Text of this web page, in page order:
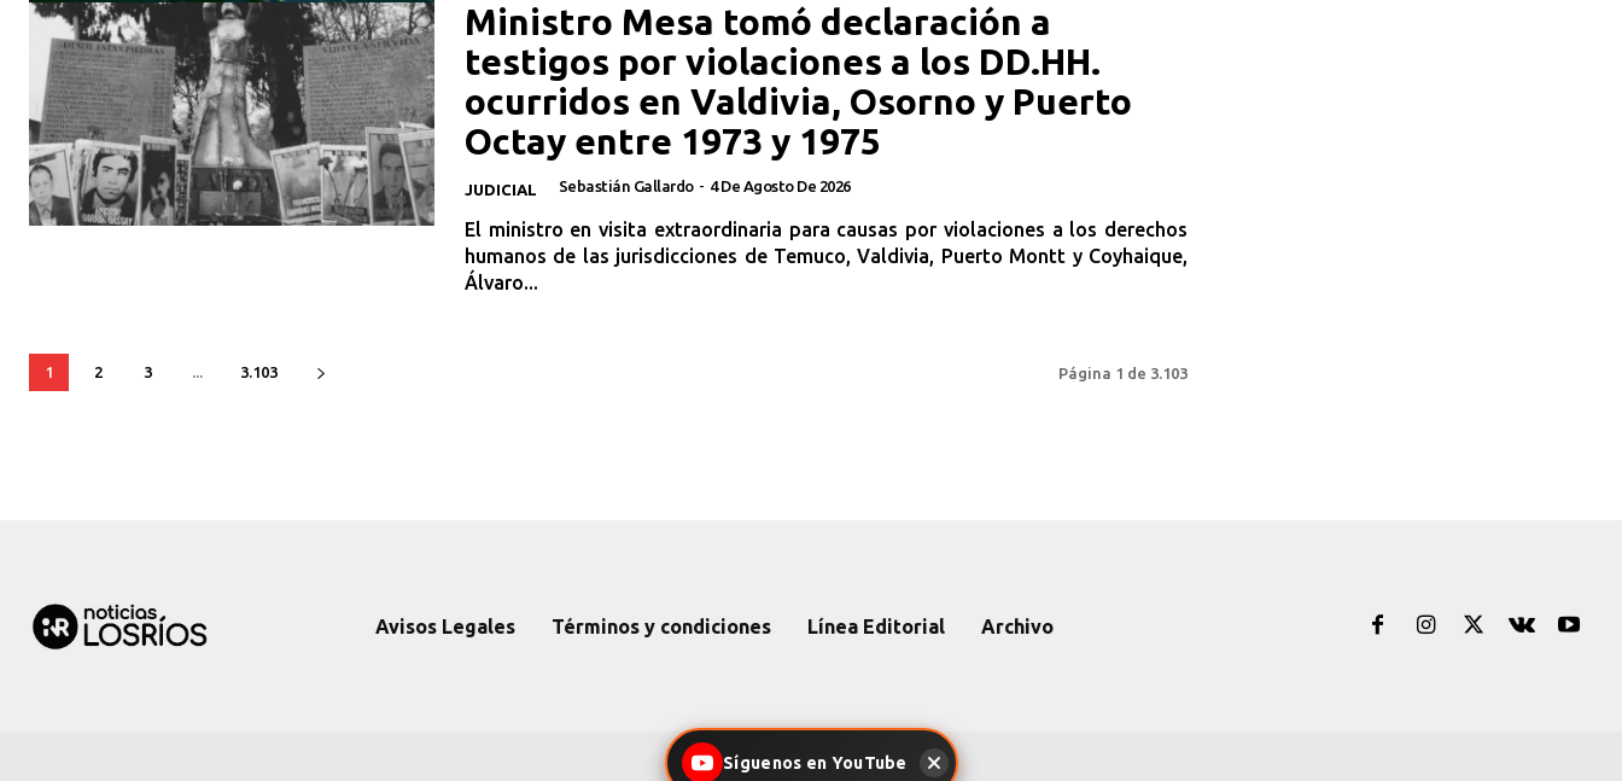
Ministro Mesa tomó declaración a
testigos por violaciones a los DD.HH.
ocurridos en Valdivia, Osorno y Puerto
Octay entre 1973 y 1975
JUDICIAL Sebastián Gallardo - 4 De Agosto De 2026
El ministro en visita extraordinaria para causas por violaciones a los derechos
humanos de las jurisdicciones de Temuco, Valdivia, Puerto Montt y Coyhaique,
Álvaro...
1 2 3 ... 3.103 Página 1 de 3.103
Avisos Legales Términos y condiciones Línea Editorial Archivo
Síguenos en YouTube